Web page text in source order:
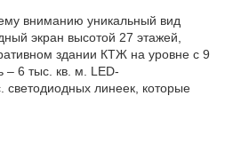
вниманию уникальный вид
экран высотой 27 этажей,
здании КТЖ на уровне с 9
– 6 тыс. кв. м. LED-
светодиодных линеек, которые